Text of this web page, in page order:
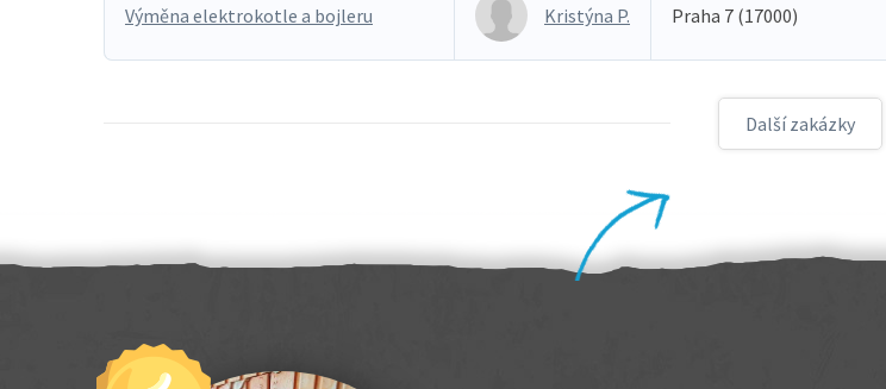
Výměna elektrokotle a bojleru Kristýna P. Praha 7 (17000)
Další zakázky